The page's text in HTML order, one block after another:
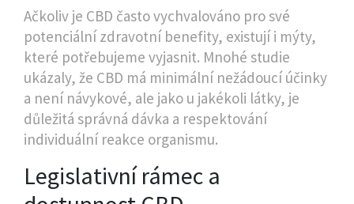
Ačkoliv je CBD často vychvalováno pro své
potenciální zdravotní benefity, existují i mýty,
které potřebujeme vyjasnit. Mnohé studie
ukázaly, že CBD má minimální nežádoucí účinky
a není návykové, ale jako u jakékoli látky, je
důležitá správná dávka a respektování
individuální reakce organismu.
Legislativní rámec a